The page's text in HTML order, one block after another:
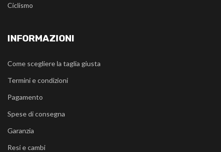
Ciclismo
INFORMAZIONI
Come scegliere la taglia giusta
Termini e condizioni
Pagamento
Spese di consegna
Garanzia
Resi e cambi